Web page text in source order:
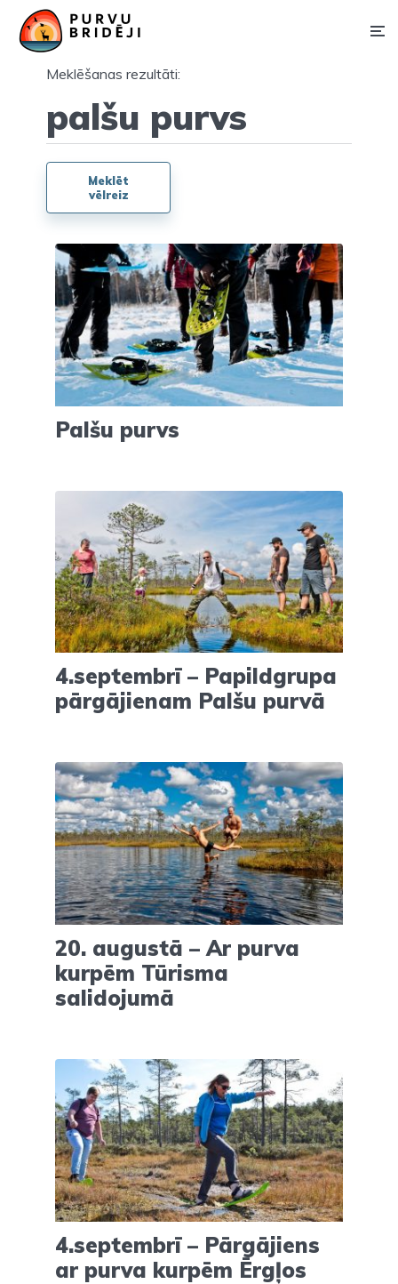
Meklēšanas rezultāti:
Meklēt
vēlreiz
Palšu purvs
4.septembrī – Papildgrupa
pārgājienam Palšu purvā
20. augustā – Ar purva
kurpēm Tūrisma
salidojumā
4.septembrī – Pārgājiens
ar purva kurpēm Ērgļos